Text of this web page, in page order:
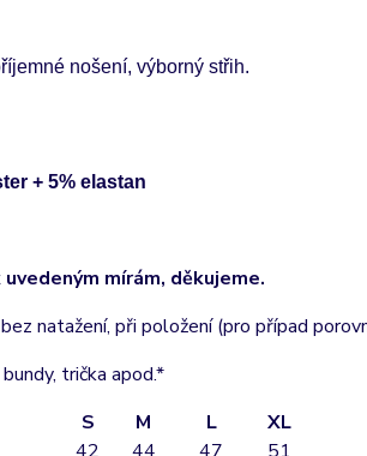
nošení, výborný střih.
+ 5% elastan
mírám, děkujeme.
natažení, při položení (pro případ
trička apod.*
S M L
XL